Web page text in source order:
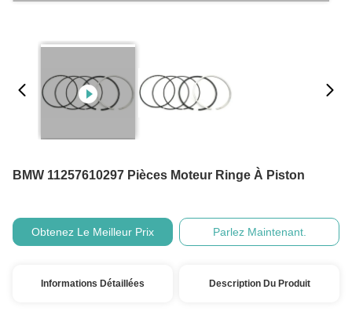
BMW 11257610297 Pièces Moteur Ringe À Piston
Obtenez Le Meilleur Prix Parlez Maintenant.
Informations Détaillées Description Du Produit